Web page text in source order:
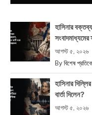
হাসিনার
সংবাদমাধ্যমের
আগস্ট ৫, ২০২৬
By বিশেষ
হাসিনার
বার্তা দিলেন?
আগস্ট ৫, ২০২৬